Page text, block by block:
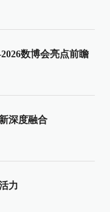
数博会亮点前瞻
深度融合
力